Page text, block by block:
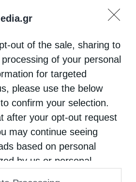
out of the sale, sharing to
of your personal
for targeted
please use the below
confirm your selection.
after your opt-out request
may continue seeing
based on personal
by us or personal
πέθανε, 6. Που ήταν ο
φλέγον θέμα στην εποχή
η οικογένειά του.
ερώτημα και απάντηση:
9. Είχε εφόδια αρετή ή
τα επιτεύγματα της
Τι μύθο άφησε; 12. Ποια η
δημιουργία του νέου